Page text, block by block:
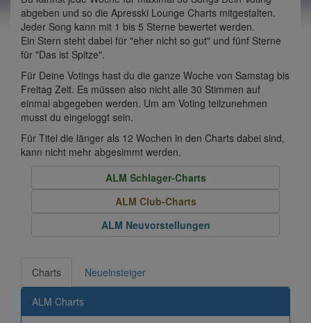
abgeben und so die Apresski Lounge Charts mitgestalten.
Jeder Song kann mit 1 bis 5 Sterne bewertet werden.
Ein Stern steht dabei für "eher nicht so gut" und fünf Sterne
für "Das ist Spitze".
Für Deine Votings hast du die ganze Woche von Samstag bis
Freitag Zeit. Es müssen also nicht alle 30 Stimmen auf
einmal abgegeben werden. Um am Voting teilzunehmen
musst du eingeloggt sein.
Für Titel die länger als 12 Wochen in den Charts dabei sind,
kann nicht mehr abgesimmt werden.
ALM Schlager-Charts
ALM Club-Charts
ALM Neuvorstellungen
Charts Neueinsteiger
ALM Charts